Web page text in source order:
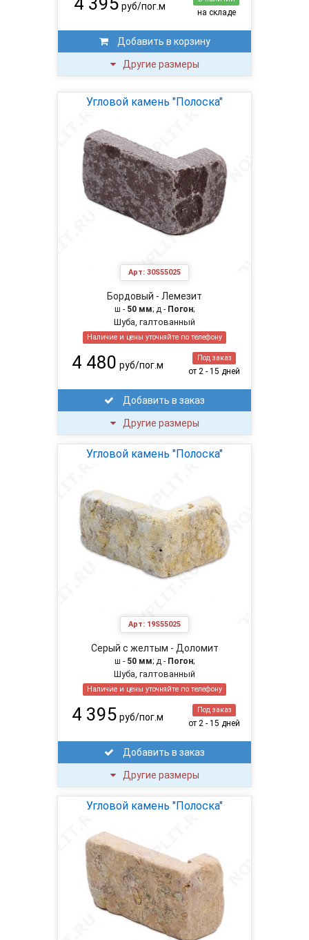
руб/пог.м
на складе
Добавить в корзину
Другие размеры
Арт: 30S55025
Угловой камень "Полоска"
Бордовый - Лемезит
ш - 50 мм; д - Погон;
Шуба, галтованный
Наличие и цены уточняйте по телефону
4 480 руб/пог.м
Под заказ
от 2 - 15 дней
Добавить в заказ
Другие размеры
Арт: 19S55025
Угловой камень "Полоска"
Серый с желтым - Доломит
ш - 50 мм; д - Погон;
Шуба, галтованный
Наличие и цены уточняйте по телефону
4 395 руб/пог.м
Под заказ
от 2 - 15 дней
Добавить в заказ
Другие размеры
Угловой камень "Полоска"